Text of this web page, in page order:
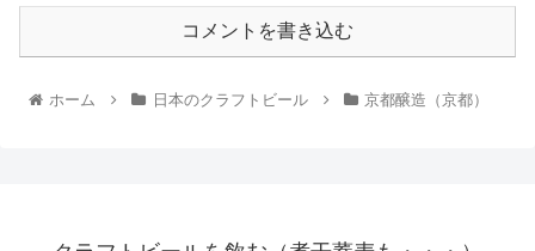
コメントを書き込む
ホーム 日本のクラフトビール 京都醸造（京都）